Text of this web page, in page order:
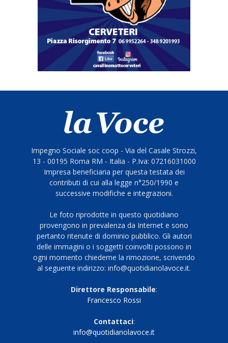
Impegno Sociale soc coop - Via del Casale Strozzi,
13 - 00195 Roma RM - Italia - P.Iva: 07216031000
Impresa beneficiaria per questa testata dei
contributi di cui alla legge n°250/1990 e
successive modifiche e integrazioni.
Le foto riprodotte in questo quotidiano
provengono in prevalenza da Internet e sono
pertanto ritenute di dominio pubblico. Gli autori
delle immagini o i soggetti coinvolti possono in
ogni momento chiederne la rimozione, scrivendo
al seguente indirizzo: info@quotidianolavoce.it.
Direttore Responsabile:
Francesco Rossi
Contattaci:
info@quotidianolavoce.it